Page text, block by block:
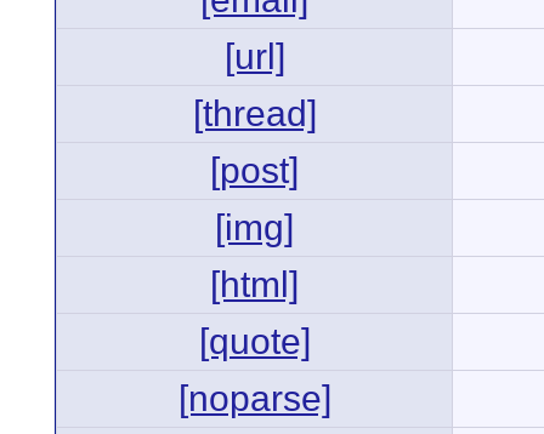
[url]
[thread]
[post]
[img]
[html]
[quote]
[noparse]